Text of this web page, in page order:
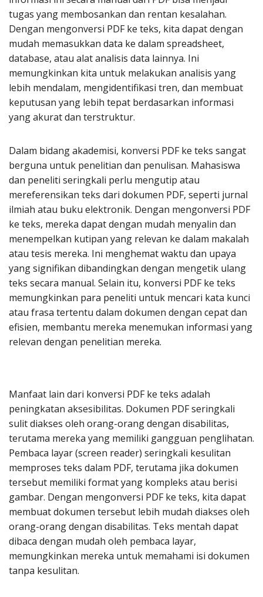
tugas yang membosankan dan rentan kesalahan.
Dengan mengonversi PDF ke teks, kita dapat dengan
mudah memasukkan data ke dalam spreadsheet,
database, atau alat analisis data lainnya. Ini
memungkinkan kita untuk melakukan analisis yang
lebih mendalam, mengidentifikasi tren, dan membuat
keputusan yang lebih tepat berdasarkan informasi
yang akurat dan terstruktur.
Dalam bidang akademisi, konversi PDF ke teks sangat
berguna untuk penelitian dan penulisan. Mahasiswa
dan peneliti seringkali perlu mengutip atau
mereferensikan teks dari dokumen PDF, seperti jurnal
ilmiah atau buku elektronik. Dengan mengonversi PDF
ke teks, mereka dapat dengan mudah menyalin dan
menempelkan kutipan yang relevan ke dalam makalah
atau tesis mereka. Ini menghemat waktu dan upaya
yang signifikan dibandingkan dengan mengetik ulang
teks secara manual. Selain itu, konversi PDF ke teks
memungkinkan para peneliti untuk mencari kata kunci
atau frasa tertentu dalam dokumen dengan cepat dan
efisien, membantu mereka menemukan informasi yang
relevan dengan penelitian mereka.
Manfaat lain dari konversi PDF ke teks adalah
peningkatan aksesibilitas. Dokumen PDF seringkali
sulit diakses oleh orang-orang dengan disabilitas,
terutama mereka yang memiliki gangguan penglihatan.
Pembaca layar (screen reader) seringkali kesulitan
memproses teks dalam PDF, terutama jika dokumen
tersebut memiliki format yang kompleks atau berisi
gambar. Dengan mengonversi PDF ke teks, kita dapat
membuat dokumen tersebut lebih mudah diakses oleh
orang-orang dengan disabilitas. Teks mentah dapat
dibaca dengan mudah oleh pembaca layar,
memungkinkan mereka untuk memahami isi dokumen
tanpa kesulitan.